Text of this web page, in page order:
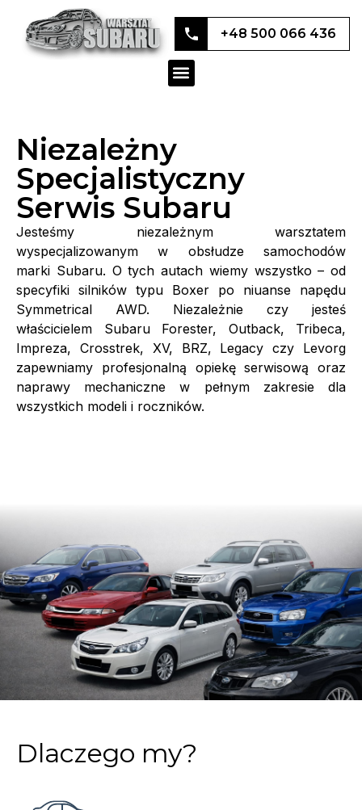
+48 500 066 436
Niezależny
Specjalistyczny
Serwis Subaru
Jesteśmy niezależnym warsztatem
wyspecjalizowanym w obsłudze samochodów
marki Subaru. O tych autach wiemy wszystko – od
specyfiki silników typu Boxer po niuanse napędu
Symmetrical AWD. Niezależnie czy jesteś
właścicielem Subaru Forester, Outback, Tribeca,
Impreza, Crosstrek, XV, BRZ, Legacy czy Levorg
zapewniamy profesjonalną opiekę serwisową oraz
naprawy mechaniczne w pełnym zakresie dla
wszystkich modeli i roczników.
Dlaczego my?